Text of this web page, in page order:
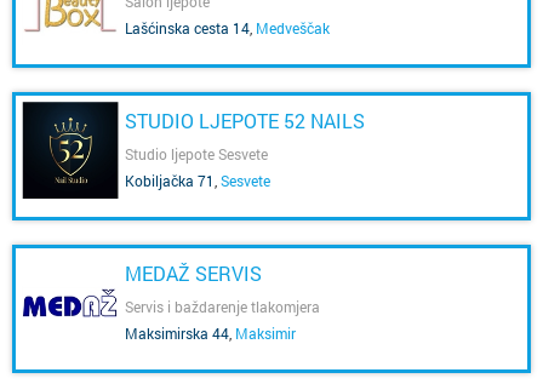
Lašćinska cesta 14 Medveščak
STUDIO LJEPOTE 52 NAILS
Studio ljepote Sesvete
Kobiljačka 71 Sesvete
MEDAŽ SERVIS
Servis i baždarenje tlakomjera
Maksimirska 44 Maksimir